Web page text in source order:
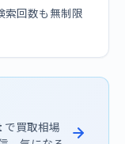
索回数も無制限
で買取相場